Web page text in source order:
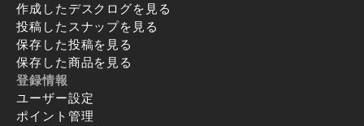
作成したデスクログを見る
投稿したスナップを見る
保存した投稿を見る
保存した商品を見る
登録情報
ユーザー設定
ポイント管理